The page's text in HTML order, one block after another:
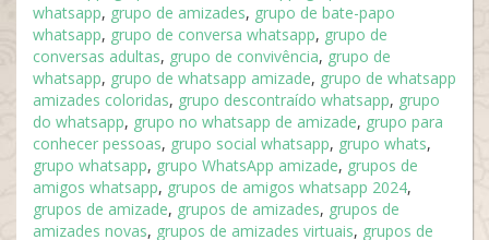
whatsapp, grupo de amizades, grupo de bate-papo
whatsapp, grupo de conversa whatsapp, grupo de
conversas adultas, grupo de convivência, grupo de
whatsapp, grupo de whatsapp amizade, grupo de whatsapp
amizades coloridas, grupo descontraído whatsapp, grupo
do whatsapp, grupo no whatsapp de amizade, grupo para
conhecer pessoas, grupo social whatsapp, grupo whats,
grupo whatsapp, grupo WhatsApp amizade, grupos de
amigos whatsapp, grupos de amigos whatsapp 2024,
grupos de amizade, grupos de amizades, grupos de
amizades novas, grupos de amizades virtuais, grupos de